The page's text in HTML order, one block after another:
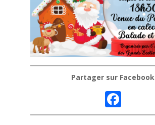
Partager sur Facebook
ac